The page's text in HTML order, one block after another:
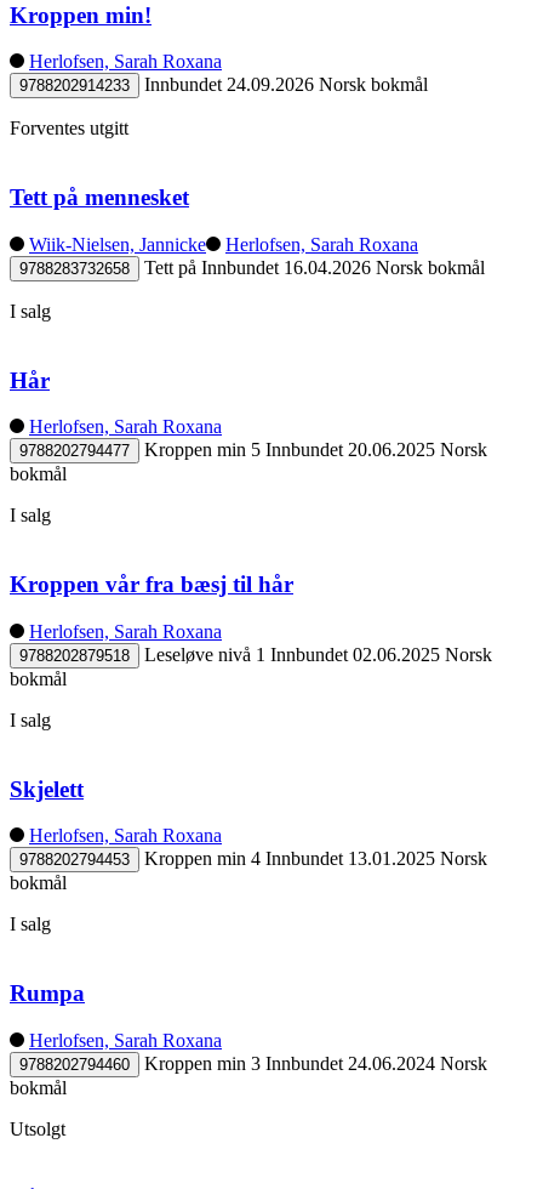
Kroppen min!
Herlofsen, Sarah Roxana
9788202914233 Innbundet 24.09.2026 Norsk bokmål
Forventes utgitt
Tett på mennesket
Wiik-Nielsen, Jannicke Herlofsen, Sarah Roxana
9788283732658 Tett på Innbundet 16.04.2026 Norsk bokmål
I salg
Hår
Herlofsen, Sarah Roxana
9788202794477 Kroppen min 5 Innbundet 20.06.2025 Norsk
bokmål
I salg
Kroppen vår fra bæsj til hår
Herlofsen, Sarah Roxana
9788202879518 Leseløve nivå 1 Innbundet 02.06.2025 Norsk
bokmål
I salg
Skjelett
Herlofsen, Sarah Roxana
9788202794453 Kroppen min 4 Innbundet 13.01.2025 Norsk
bokmål
I salg
Rumpa
Herlofsen, Sarah Roxana
9788202794460 Kroppen min 3 Innbundet 24.06.2024 Norsk
bokmål
Utsolgt